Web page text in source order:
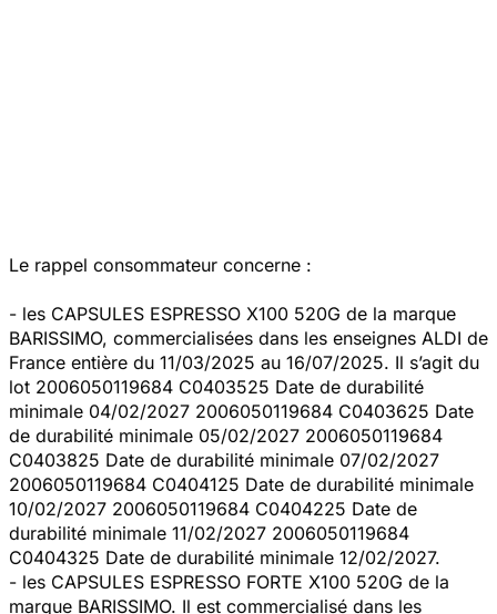
Le rappel consommateur concerne :
- les CAPSULES ESPRESSO X100 520G de la marque
BARISSIMO, commercialisées dans les enseignes ALDI de
France entière du 11/03/2025 au 16/07/2025. Il s’agit du
lot 2006050119684 C0403525 Date de durabilité
minimale 04/02/2027 2006050119684 C0403625 Date
de durabilité minimale 05/02/2027 2006050119684
C0403825 Date de durabilité minimale 07/02/2027
2006050119684 C0404125 Date de durabilité minimale
10/02/2027 2006050119684 C0404225 Date de
durabilité minimale 11/02/2027 2006050119684
C0404325 Date de durabilité minimale 12/02/2027.
- les CAPSULES ESPRESSO FORTE X100 520G de la
marque BARISSIMO. Il est commercialisé dans les